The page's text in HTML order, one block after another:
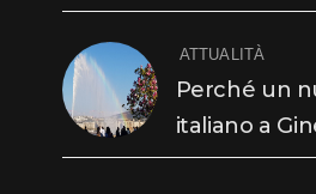
ATTUALITÀ
Perché un
italiano a